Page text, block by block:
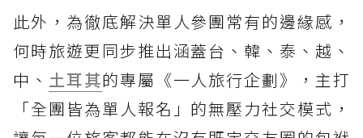
此外，為徹底解決單人參團常有的邊緣感，
何時旅遊更同步推出涵蓋台、韓、泰、越、
中、 土耳其的專屬《一人旅行企劃》，主打
「全團皆為單人報名」的無壓力社交模式，